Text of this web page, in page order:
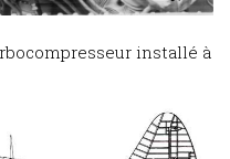
installé à